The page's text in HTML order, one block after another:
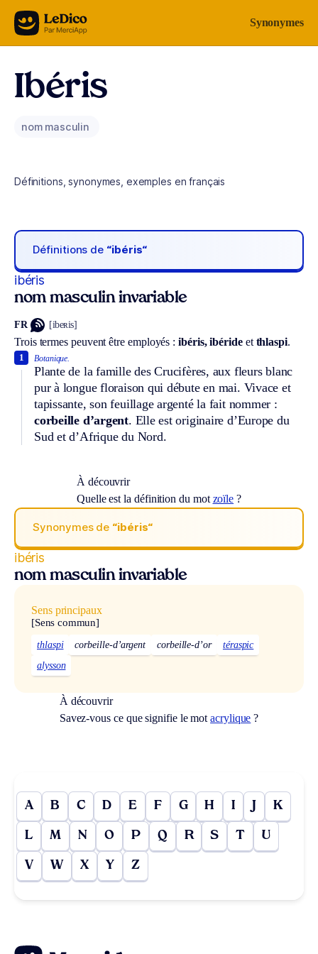
Aller au contenu Synonymes
Ibéris
nom masculin
Définitions, synonymes, exemples en français
Définitions de “ibéris“
ibéris
nom masculin invariable
FR [ibeʀis]
Trois termes peuvent être employés :ibéris,ibérideet thlaspi.
Botanique.
Plante de la famille des Crucifères, aux fleurs blanc
pur à longue floraison qui débute en mai. Vivace et
tapissante, son feuillage argenté la fait nommer :
corbeille d’argent. Elle est originaire d’Europe du
Sud et d’Afrique du Nord.
1
À découvrir
Quelle est la définition du mot zoïle ?
Synonymes de “ibéris“
ibéris
nom masculin invariable
Sens principaux
[Sens commun]
thlaspi corbeille-d’argent corbeille-d’or
téraspic
alysson
À découvrir
Savez-vous ce que signifie le motacrylique ?
A B C D E F G H I J K
L M N O P Q R S T U
V W X Y Z